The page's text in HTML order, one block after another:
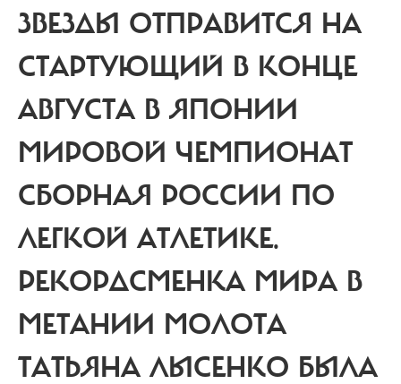
ЗВЕЗДЫ ОТПРАВИТСЯ НА
СТАРТУЮЩИЙ В КОНЦЕ
АВГУСТА В ЯПОНИИ
МИРОВОЙ ЧЕМПИОНАТ
СБОРНАЯ РОССИИ ПО
ЛЕГКОЙ АТЛЕТИКЕ.
РЕКОРДСМЕНКА МИРА В
МЕТАНИИ МОЛОТА
ТАТЬЯНА ЛЫСЕНКО БЫЛА